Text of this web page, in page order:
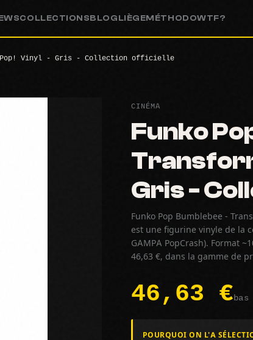
COLLECTIONSBLOG LIÈGEMÉTHODOWTF?
- Pop! Vinyl - Gris - Collection officielle
CINÉMA
Funko
Gris -
Funko Pop Bumblebee -
est une figurine vinyle de la
GAMPA PopCrash). Format
46,63 €, dans la gamme de
46,63 €
POURQUOI ON L'A